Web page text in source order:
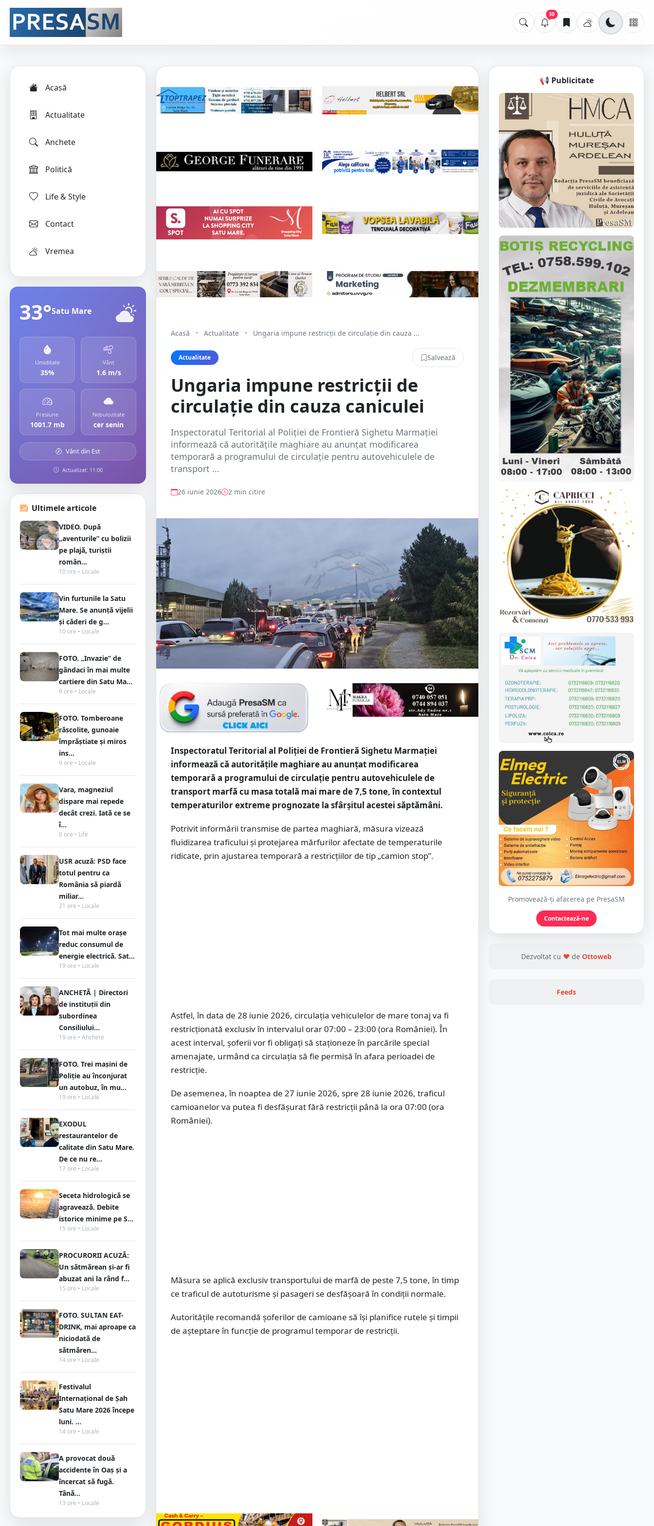
30
Acasă
Actualitate
Anchete
Politică
Life & Style
Contact
Vremea
33°Satu Mare
Umiditate
35%
Vânt
1.6 m/s
Presiune
1001.7 mb
Nebulozitate
cer senin
Vânt din Est
Actualizat: 11:00
Ultimele articole
VIDEO. După
„aventurile” cu bolizii
pe plajă, turiștii
român...
10 ore • Locale
Vin furtunile la Satu
Mare. Se anunță vijelii
și căderi de g...
10 ore • Locale
FOTO. „Invazie” de
gândaci în mai multe
cartiere din Satu Ma...
9 ore • Locale
FOTO. Tomberoane
răscolite, gunoaie
împrăștiate și miros
ins...
9 ore • Locale
Vara, magneziul
dispare mai repede
decât crezi. Iată ce se
î...
0 ore • Life
USR acuză: PSD face
totul pentru ca
România să piardă
miliar...
21 ore • Locale
Tot mai multe orașe
reduc consumul de
energie electrică. Sat...
19 ore • Locale
ANCHETĂ | Directori
de instituții din
subordinea
Consiliului...
19 ore • Anchete
FOTO. Trei mașini de
Poliție au înconjurat
un autobuz, în mu...
19 ore • Locale
EXODUL
restaurantelor de
calitate din Satu Mare.
De ce nu re...
17 ore • Locale
Seceta hidrologică se
agravează. Debite
istorice minime pe S...
15 ore • Locale
PROCURORII ACUZĂ:
Un sătmărean și-ar fi
abuzat ani la rând f...
15 ore • Locale
FOTO. SULTAN EAT-
DRINK, mai aproape ca
niciodată de
sătmăren...
14 ore • Locale
Festivalul
Internațional de Șah
Satu Mare 2026 începe
luni. ...
14 ore • Locale
A provocat două
accidente în Oaș și a
încercat să fugă.
Tână...
13 ore • Locale
Acasă • Actualitate • Ungaria impune restricții de circulație din cauza ...
Actualitate Salvează
Ungaria impune restricții de
circulație din cauza caniculei
Inspectoratul Teritorial al Poliției de Frontieră Sighetu Marmației
informează că autoritățile maghiare au anunțat modificarea
temporară a programului de circulație pentru autovehiculele de
transport ...
26 iunie 2026 2 min citire
Inspectoratul Teritorial al Poliției de Frontieră Sighetu Marmației
informează că autoritățile maghiare au anunțat modificarea
temporară a programului de circulație pentru autovehiculele de
transport marfă cu masa totală mai mare de 7,5 tone, în contextul
temperaturilor extreme prognozate la sfârșitul acestei săptămâni.
Potrivit informării transmise de partea maghiară, măsura vizează
fluidizarea traficului și protejarea mărfurilor afectate de temperaturile
ridicate, prin ajustarea temporară a restricțiilor de tip „camion stop”.
Astfel, în data de 28 iunie 2026, circulația vehiculelor de mare tonaj va fi
restricționată exclusiv în intervalul orar 07:00 – 23:00 (ora României). În
acest interval, șoferii vor fi obligați să staționeze în parcările special
amenajate, urmând ca circulația să fie permisă în afara perioadei de
restricție.
De asemenea, în noaptea de 27 iunie 2026, spre 28 iunie 2026, traficul
camioanelor va putea fi desfășurat fără restricții până la ora 07:00 (ora
României).
Măsura se aplică exclusiv transportului de marfă de peste 7,5 tone, în timp
ce traficul de autoturisme și pasageri se desfășoară în condiții normale.
Autoritățile recomandă șoferilor de camioane să își planifice rutele și timpii
de așteptare în funcție de programul temporar de restricții.
📢 Publicitate
Promovează-ți afacerea pe PresaSM
Contactează-ne
Dezvoltat cu ❤ de Ottoweb
Feeds